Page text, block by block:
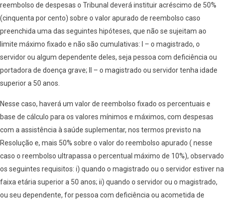
reembolso de despesas o Tribunal deverá instituir acréscimo de 50%
(cinquenta por cento) sobre o valor apurado de reembolso caso
preenchida uma das seguintes hipóteses, que não se sujeitam ao
limite máximo fixado e não são cumulativas: I – o magistrado, o
servidor ou algum dependente deles, seja pessoa com deficiência ou
portadora de doença grave; II – o magistrado ou servidor tenha idade
superior a 50 anos.
Nesse caso, haverá um valor de reembolso fixado os percentuais e
base de cálculo para os valores mínimos e máximos, com despesas
com a assistência à saúde suplementar, nos termos previsto na
Resolução e, mais 50% sobre o valor do reembolso apurado ( nesse
caso o reembolso ultrapassa o percentual máximo de 10%), observado
os seguintes requisitos: i) quando o magistrado ou o servidor estiver na
faixa etária superior a 50 anos; ii) quando o servidor ou o magistrado,
ou seu dependente, for pessoa com deficiência ou acometida de